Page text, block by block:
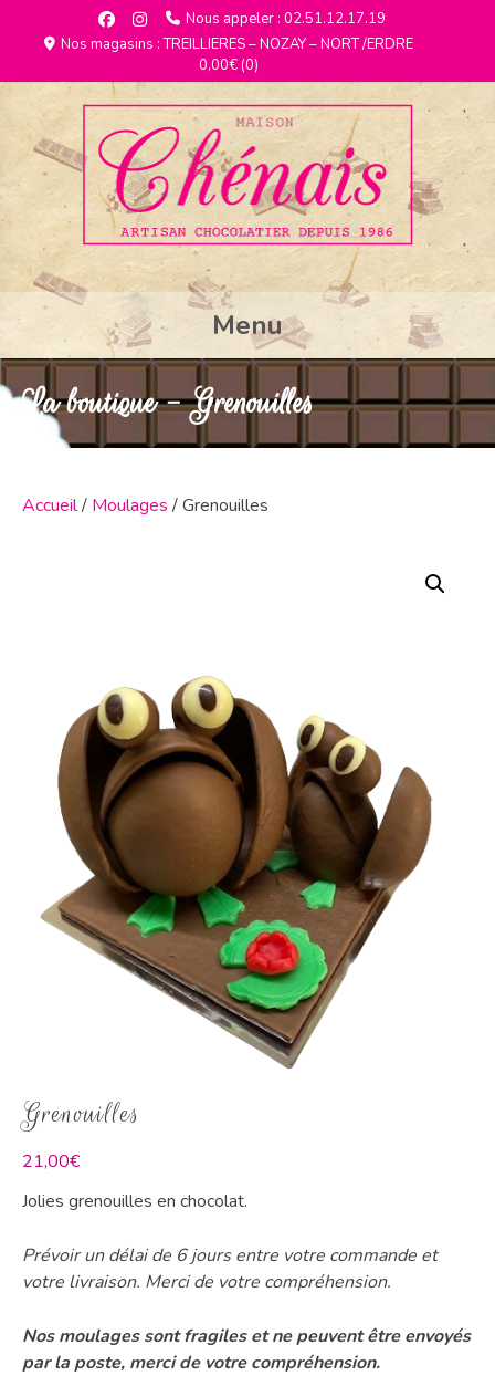
Nous appeler : 02.51.12.17.19
Nos magasins : TREILLIERES – NOZAY – NORT /ERDRE
0,00€(0)
Menu
La boutique - Grenouilles
Accueil/ Moulages / Grenouilles
Grenouilles
21,00€
Jolies grenouilles en chocolat.
Prévoir un délai de 6 jours entre votre commande et
votre livraison. Merci de votre compréhension.
Nos moulages sont fragiles et ne peuvent être envoyés
par la poste, merci de votre compréhension.